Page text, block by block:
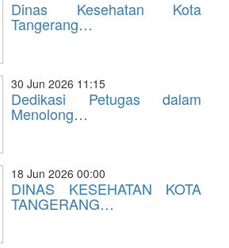
Dinas Kesehatan Kota
Tangerang…
30 Jun 2026 11:15
Dedikasi Petugas dalam
Menolong…
18 Jun 2026 00:00
DINAS KESEHATAN KOTA
TANGERANG…